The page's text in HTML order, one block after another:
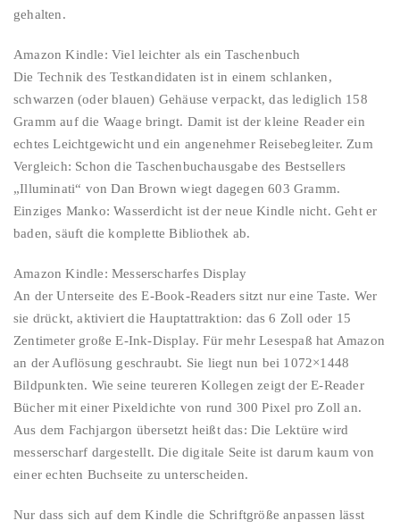
gehalten.
Amazon Kindle: Viel leichter als ein Taschenbuch
Die Technik des Testkan­didaten ist in einem schlanken,
schwarzen (oder blauen) Gehäuse verpackt, das lediglich 158
Gramm auf die Waage bringt. Damit ist der kleine Reader ein
echtes Leichtgewicht und ein angenehmer Reise­begleiter. Zum
Vergleich: Schon die Ta­schen­buch­ausgabe des Bestsellers
„Illumi­nati“ von Dan Brown wiegt dagegen 603 Gramm.
Einziges Manko: Wasserdicht ist der neue Kindle nicht. Geht er
baden, säuft die komplette Bibliothek ab.
Amazon Kindle: Messerscharfes Display
An der Unterseite des E-Book-Readers sitzt nur eine Taste. Wer
sie drückt, aktiviert die Hauptattraktion: das 6 Zoll oder 15
Zentimeter große E-Ink-­Display. Für mehr Lesespaß hat Amazon
an der Auflösung geschraubt. Sie liegt nun bei 1072×1448
Bildpunkten. Wie seine teureren Kollegen zeigt der E-Reader
Bücher mit einer Pixeldichte von rund 300 Pixel pro Zoll an.
Aus dem Fachjargon übersetzt heißt das: Die Lektüre wird
messerscharf dargestellt. Die digitale Seite ist darum kaum von
einer echten Buchseite zu unterscheiden.
Nur dass sich auf dem Kindle die Schriftgröße anpassen lässt